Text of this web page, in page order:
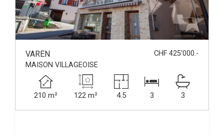
VAREN
CHF 425'000.-
MAISON VILLAGEOISE
210 m² 122 m² 4.5 3 3